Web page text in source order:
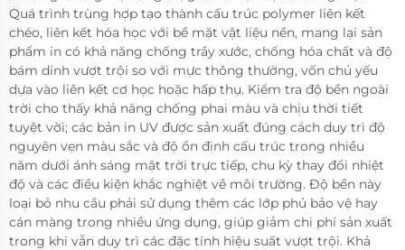
Quá trình trùng hợp tạo thành cấu trúc polymer liên kết
chéo, liên kết hóa học với bề mặt vật liệu nền, mang lại sản
phẩm in có khả năng chống trầy xước, chống hóa chất và độ
bám dính vượt trội so với mực thông thường, vốn chủ yếu
dựa vào liên kết cơ học hoặc hấp thụ. Kiểm tra độ bền ngoài
trời cho thấy khả năng chống phai màu và chịu thời tiết
tuyệt vời; các bản in UV được sản xuất đúng cách duy trì độ
nguyên vẹn màu sắc và độ ổn định cấu trúc trong nhiều
năm dưới ánh sáng mặt trời trực tiếp, chu kỳ thay đổi nhiệt
độ và các điều kiện khắc nghiệt về môi trường. Độ bền này
loại bỏ nhu cầu phải sử dụng thêm các lớp phủ bảo vệ hay
cán màng trong nhiều ứng dụng, giúp giảm chi phí sản xuất
trong khi vẫn duy trì các đặc tính hiệu suất vượt trội. Khả